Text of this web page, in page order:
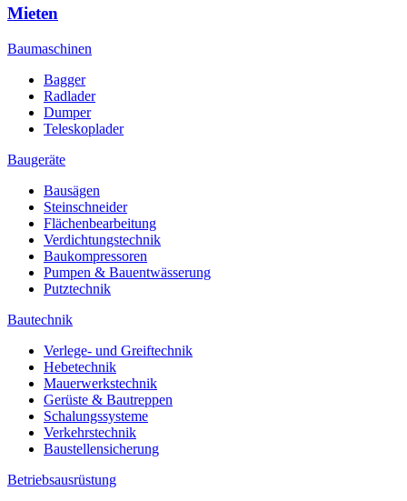
Mieten
Baumaschinen
Bagger
Radlader
Dumper
Teleskoplader
Baugeräte
Bausägen
Steinschneider
Flächenbearbeitung
Verdichtungstechnik
Baukompressoren
Pumpen & Bauentwässerung
Putztechnik
Bautechnik
Verlege- und Greiftechnik
Hebetechnik
Mauerwerkstechnik
Gerüste & Bautreppen
Schalungssysteme
Verkehrstechnik
Baustellensicherung
Betriebsausrüstung